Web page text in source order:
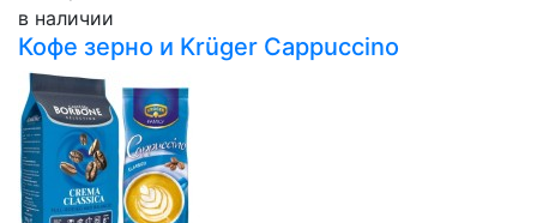
в наличии
Кофе зерно и Krüger Cappuccino